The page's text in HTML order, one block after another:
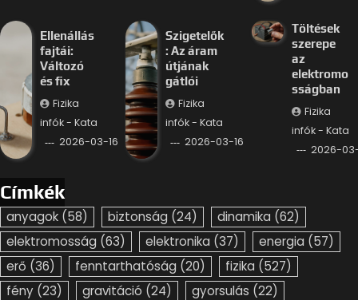
Ellenállás
fajtái:
Változó
és fix
Fizika
infók - Kata
2026-03-16
Szigetelők
: Az áram
útjának
gátlói
Fizika
infók - Kata
2026-03-16
Töltések
szerepe
az
elektromo
sságban
Fizika
infók - Kata
2026-
Címkék
anyagok (58) biztonság (24) dinamika (62)
elektromosság (63) elektronika (37) energia (57)
erő (36) fenntarthatóság (20) fizika (527)
fény (23) gravitáció (24) gyorsulás (22)